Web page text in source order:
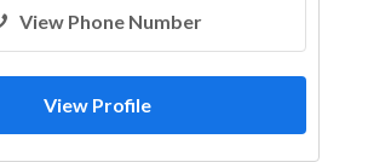
View Phone Number
View Profile